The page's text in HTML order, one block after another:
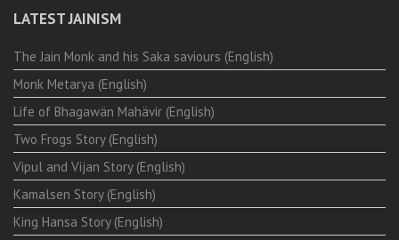
LATEST JAINISM
The Jain Monk and his Saka saviours (English)
Monk Metarya (English)
Life of Bhagawän Mahävir (English)
Two Frogs Story (English)
Vipul and Vijan Story (English)
Kamalsen Story (English)
King Hansa Story (English)